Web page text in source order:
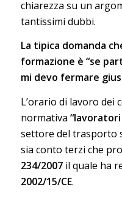
chiarezza su un
tantissimi dubbi.
La tipica domanda
formazione è “se
mi devo fermare
L’orario di lavoro dei
normativa “lavoratori
settore del trasporto
sia conto terzi che
234/2007il quale ha
2002/15/CE.